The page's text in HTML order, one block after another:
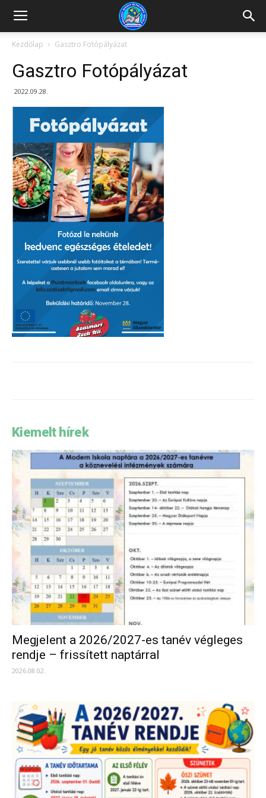
Kazincbarcikai
Pollack
Általános
Iskola
Kezdőlap Gasztro Fotópályázat
Gasztro Fotópályázat
2022.09.28.
Kiemelt hírek
Megjelent a 2026/2027-es tanév végleges
rendje – frissített naptárral
2026.08.02.